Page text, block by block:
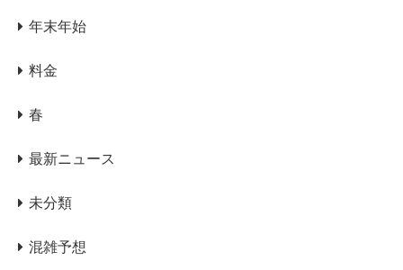
年末年始
料金
春
最新ニュース
未分類
混雑予想